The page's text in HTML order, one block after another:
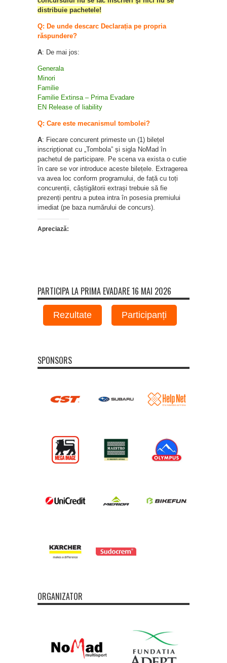
distribuie pachetele!
Q: De unde descarc Declarația pe propria
răspundere?
A: De mai jos:
Generala
Minori
Familie
Familie Extinsa – Prima Evadare
EN Release of liability
Q: Care este mecanismul tombolei?
A: Fiecare concurent primeste un (1) bilețel
inscripționat cu „Tombola” și sigla NoMad în
pachetul de participare. Pe scena va exista o cutie
în care se vor introduce aceste bilețele. Extragerea
va avea loc conform programului, de față cu toți
concurenții, câștigătorii extrași trebuie să fie
prezenți pentru a putea intra în posesia premiului
imediat (pe baza numărului de concurs).
Apreciază:
PARTICIPA LA PRIMA EVADARE 16 MAI 2026
Rezultate Participanți
SPONSORS
ORGANIZATOR